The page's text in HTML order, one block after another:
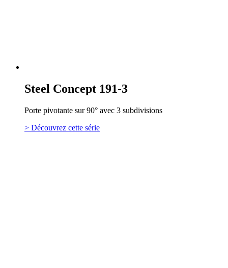
Steel Concept 191-3
Porte pivotante sur 90° avec 3 subdivisions
> Découvrez cette série